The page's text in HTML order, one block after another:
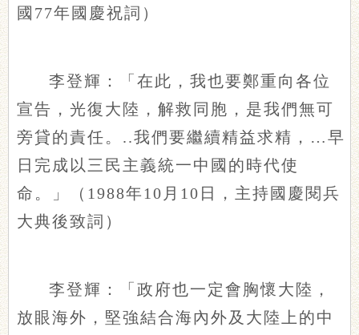
國77年國慶祝詞）
李登輝：「在此，我也要鄭重向各位
宣告，光復大陸，解救同胞，是我們無可
旁貸的責任。..我們要繼續精益求精，…早
日完成以三民主義統一中國的時代使
命。」（1988年10月10日，主持國慶閱兵
大典後致詞）
李登輝：「政府也一定會胸懷大陸，
放眼海外，堅強結合海內外及大陸上的中